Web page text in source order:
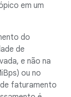
em um
do
de
e não na
ou no
faturamento